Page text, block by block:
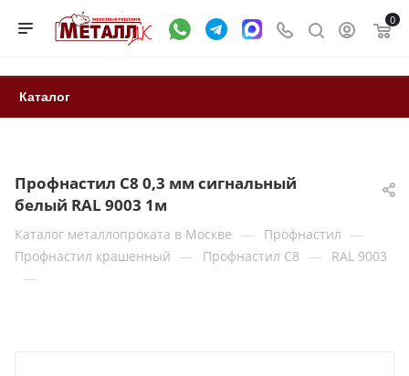
0
Каталог
Профнастил С8 0,3 мм сигнальный
белый RAL 9003 1м
Каталог металлопроката в Москве — Профнастил —
Профнастил крашенный — Профнастил С8 — RAL 9003
—